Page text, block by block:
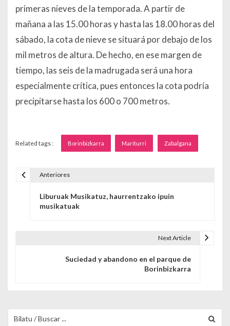
primeras nieves de la temporada. A partir de
mañana a las 15.00 horas y hasta las 18.00 horas del
sábado, la cota de nieve se situará por debajo de los
mil metros de altura. De hecho, en ese margen de
tiempo, las seis de la madrugada será una hora
especialmente crítica, pues entonces la cota podría
precipitarse hasta los 600 o 700 metros.
Related tags : Borinbizkarra Mariturri Zabalgana
Anteriores
Liburuak Musikatuz, haurrentzako ipuin
musikatuak
Next Article
Suciedad y abandono en el parque de
Borinbizkarra